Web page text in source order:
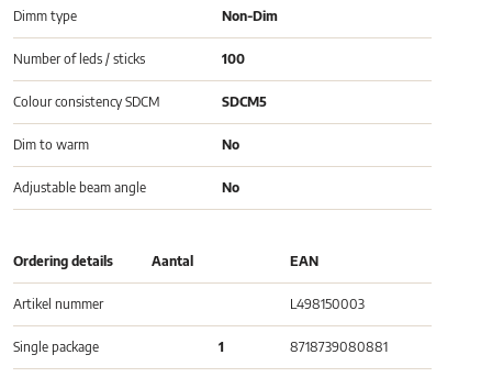
Dimm type Non-Dim
Number of leds / sticks 100
Colour consistency SDCM SDCM5
Dim to warm No
Adjustable beam angle No
Ordering details Aantal EAN
Artikel nummer L498150003
Single package 1 8718739080881